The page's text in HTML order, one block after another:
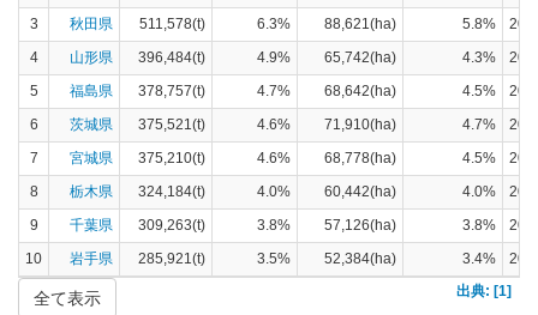
3
秋田県 511,578(t) 6.3% 88,621(ha) 5.8%
4
山形県 396,484(t) 4.9% 65,742(ha) 4.3%
5
福島県 378,757(t) 4.7% 68,642(ha) 4.5%
6
茨城県 375,521(t) 4.6% 71,910(ha) 4.7%
7
宮城県 375,210(t) 4.6% 68,778(ha) 4.5%
8
栃木県 324,184(t) 4.0% 60,442(ha) 4.0%
9
千葉県 309,263(t) 3.8% 57,126(ha) 3.8%
10
岩手県 285,921(t) 3.5% 52,384(ha) 3.4%
出典: [1]
全て表示